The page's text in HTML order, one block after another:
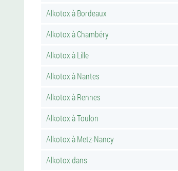
Alkotox à Bordeaux
Alkotox à Chambéry
Alkotox à Lille
Alkotox à Nantes
Alkotox à Rennes
Alkotox à Toulon
Alkotox à Metz-Nancy
Alkotox dans